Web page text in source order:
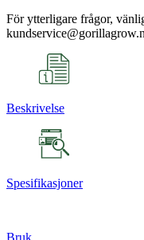
För ytterligare frågor,
Beskrivelse
Spesifikasjoner